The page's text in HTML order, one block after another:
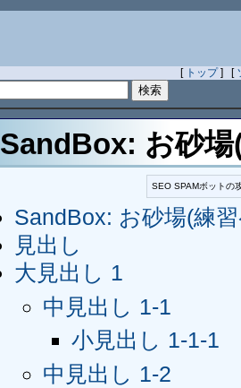
[ トップ] [
SandBox: お砂
SEO SPAMボットの
SandBox: お砂場(練
見出し
大見出し 1
中見出し 1-1
小見出し 1-1-1
中見出し 1-2